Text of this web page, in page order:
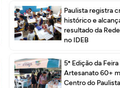
Paulista registra
histórico e
resultado da
no IDEB
5ª Edição da
Artesanato 60+
Centro do